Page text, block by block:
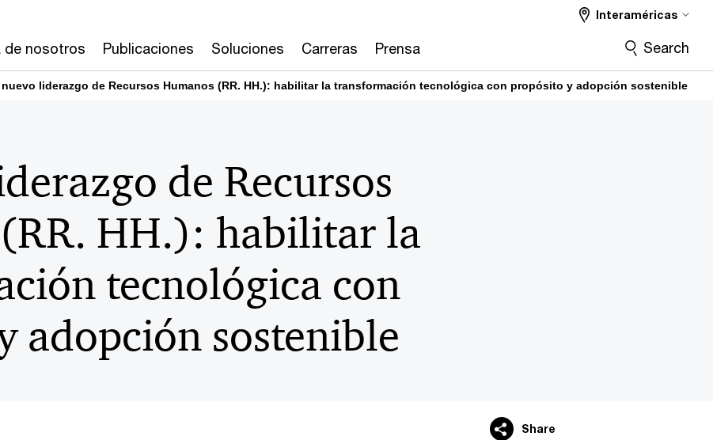
de nosotros Publicaciones Soluciones Carreras Prensa
Interaméricas
Search
nuevo liderazgo de Recursos Humanos (RR. HH.): habilitar la transformación tecnológica con propósito y adopción sostenible
de Recursos
HH.): habilitar la
tecnológica con
adopción sostenible
Share